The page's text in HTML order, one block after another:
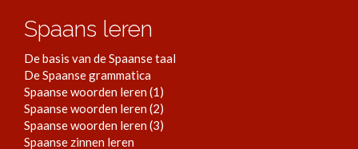
Spaans leren
De basis van de Spaanse taal
De Spaanse grammatica
Spaanse woorden leren (1)
Spaanse woorden leren (2)
Spaanse woorden leren (3)
Spaanse zinnen leren